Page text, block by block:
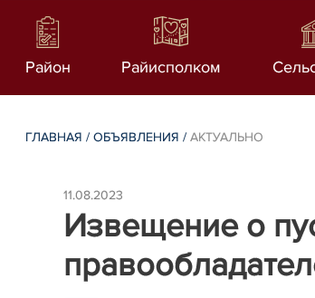
Район Райисполком
ГЛАВНАЯ /ОБЪЯВЛЕНИЯ /АКТУАЛЬНО
11.08.2023
Извещение о